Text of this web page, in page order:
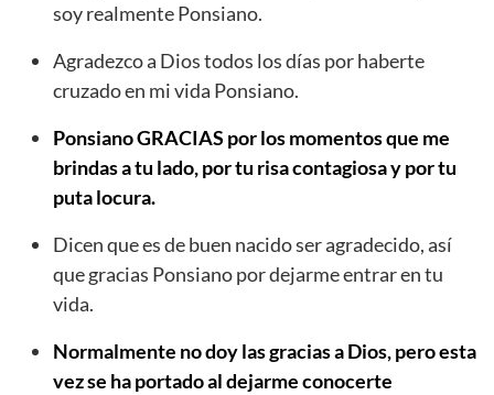
soy realmente Ponsiano.
Agradezco a Dios todos los días por haberte
cruzado en mi vida Ponsiano.
Ponsiano GRACIAS por los momentos que me
brindas a tu lado, por tu risa contagiosa y por tu
puta locura.
Dicen que es de buen nacido ser agradecido, así
que gracias Ponsiano por dejarme entrar en tu
vida.
Normalmente no doy las gracias a Dios, pero esta
vez se ha portado al dejarme conocerte